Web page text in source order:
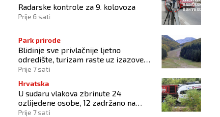
Radarske kontrole za 9. kolovoza
Prije 6 sati
Park prirode
Blidinje sve privlačnije ljetno
odredište, turizam raste uz izazove
očuvanja prirode
Prije 7 sati
Hrvatska
U sudaru vlakova zbrinute 24
ozlijeđene osobe, 12 zadržano na
liječenju
Prije 7 sati